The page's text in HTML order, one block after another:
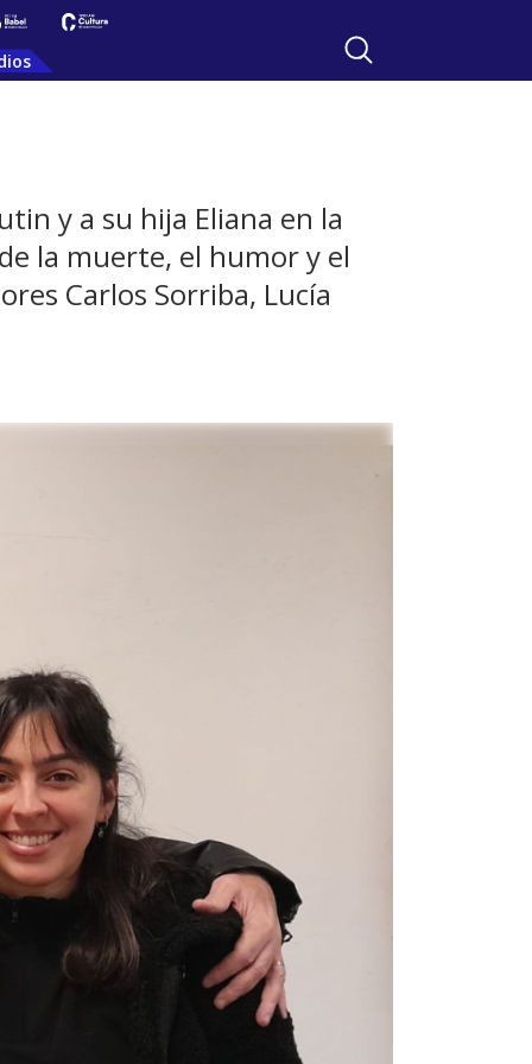
y a su hija Eliana en la
la muerte, el humor y el
Carlos Sorriba, Lucía